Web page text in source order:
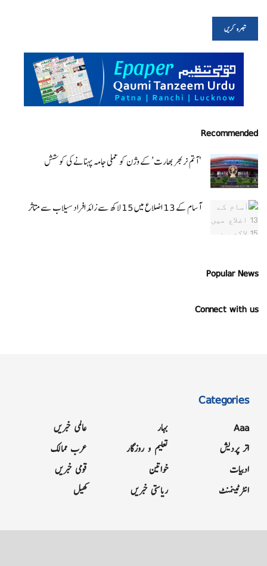
Recommended
‘ آتم نربھر بھارت’ کے وژن کو عملی جامہ پہنانے کی کوشش
آسام کے 13 اضلاع میں 15 لاکھ سے زائد افراد سیلاب سے متاثر
Popular News
Connect with us
Categories
Aaa
اتر پردیش
ادبیات
انٹرٹینمنٹ
بہار
تعلیم و روزگار
خواتین
ریاستی خبریں
عالمی خبریں
عرب ممالک
قومی خبریں
کھیل